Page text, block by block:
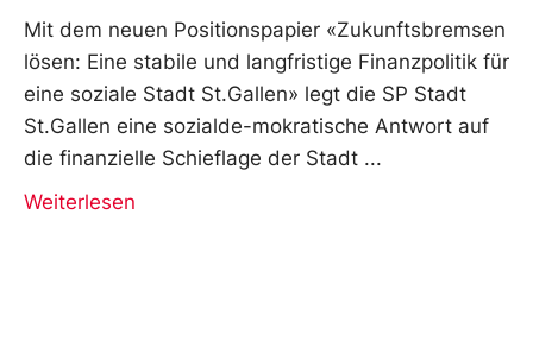
Mit dem neuen Positionspapier «Zukunftsbremsen
lösen: Eine stabile und langfristige Finanzpolitik für
eine soziale Stadt St.Gallen» legt die SP Stadt
St.Gallen eine sozialde-mokratische Antwort auf
die finanzielle Schieflage der Stadt
Weiterlesen